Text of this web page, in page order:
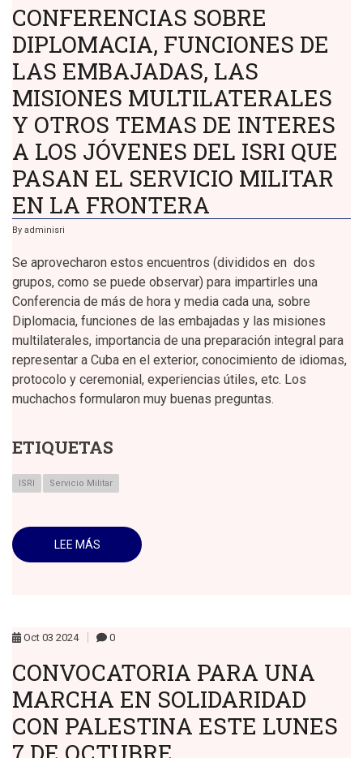
DE
DIPLOMACIA
CULTURAL
EN
EL
COLEGIO
DE
SAN
GERÓNIMO.
EL
ISRI
Y
SUS
INVITADOS
SIGUEN
EN
EL
DEBATE
DE
LA
DIPLOMACIA.
CONFERENCIAS SOBRE
DIPLOMACIA, FUNCIONES DE
LAS EMBAJADAS, LAS
MISIONES MULTILATERALES
Y OTROS TEMAS DE INTERES
A LOS JÓVENES DEL ISRI QUE
PASAN EL SERVICIO MILITAR
EN LA FRONTERA
By adminisri
Se aprovecharon estos encuentros (divididos en dos
grupos, como se puede observar) para impartirles una
Conferencia de más de hora y media cada una, sobre
Diplomacia, funciones de las embajadas y las misiones
multilaterales, importancia de una preparación integral para
representar a Cuba en el exterior, conocimiento de idiomas,
protocolo y ceremonial, experiencias útiles, etc. Los
muchachos formularon muy buenas preguntas.
ETIQUETAS
ISRI Servicio Militar
LEE MÁS
CONFERENCIAS
LAS
Y
OTROS
TEMAS
DE
INTERES
A
LOS
JÓVENES
Oct 03 2024 0
CONVOCATORIA PARA UNA
MARCHA EN SOLIDARIDAD
CON PALESTINA ESTE LUNES